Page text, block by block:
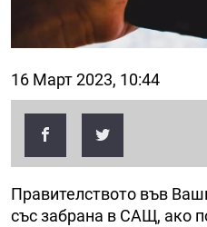
16 Март 2023, 10:44
Правителството във
със забрана в САЩ, ако